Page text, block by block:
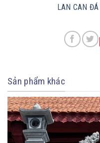
LAN CAN ĐÁ
Sản phẩm khác